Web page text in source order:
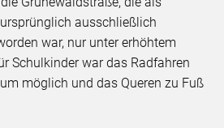
ausschließlich
war, nur unter erhöhtem
Schulkinder war das Radfahren
möglich und das Queren zu Fuß